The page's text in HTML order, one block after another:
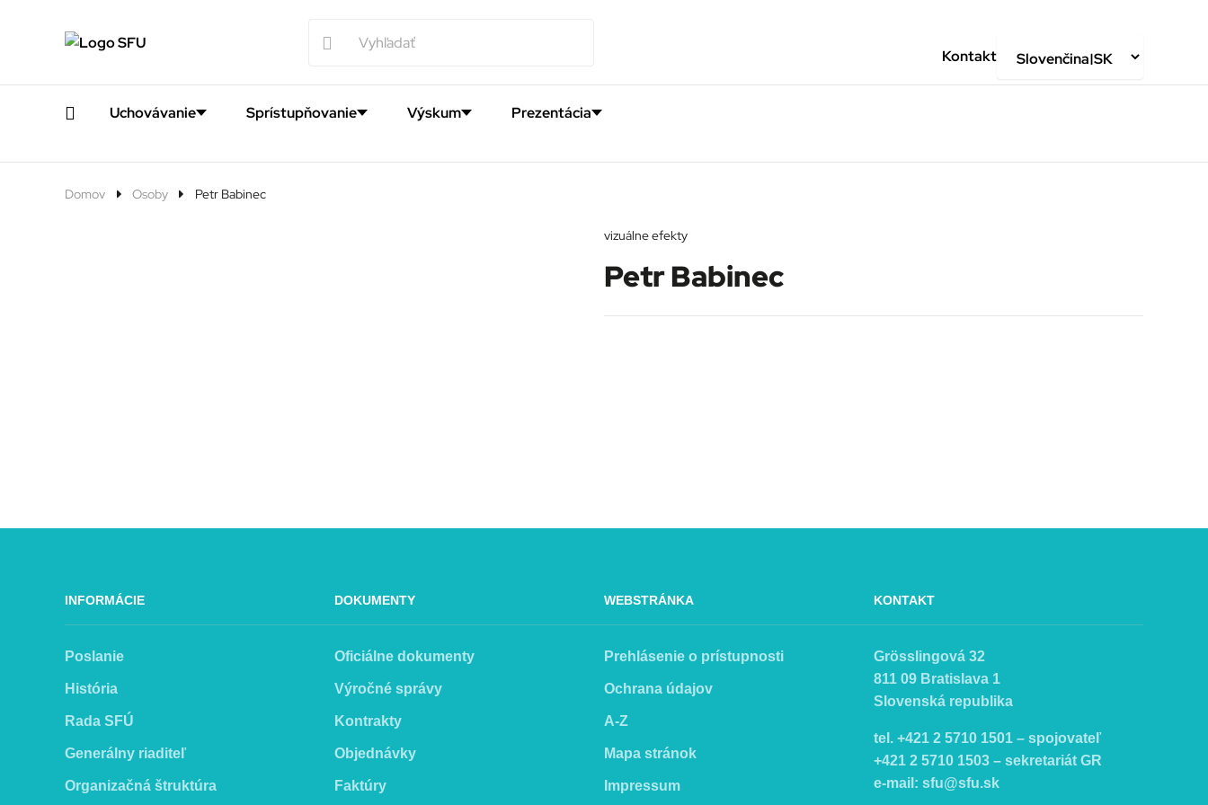
Uchovávanie Sprístupňovanie Výskum Prezentácia
Kontakt
Domov Osoby Petr Babinec
vizuálne efekty
Petr Babinec
INFORMÁCIE
Poslanie
História
Rada SFÚ
Generálny riaditeľ
Organizačná štruktúra
DOKUMENTY
Oficiálne dokumenty
Výročné správy
Kontrakty
Objednávky
Faktúry
WEBSTRÁNKA
Prehlásenie o prístupnosti
Ochrana údajov
A-Z
Mapa stránok
Impressum
KONTAKT
Grösslingová 32
811 09 Bratislava 1
Slovenská republika
tel. +421 2 5710 1501 – spojovateľ
+421 2 5710 1503 – sekretariát GR
e-mail: sfu@sfu.sk